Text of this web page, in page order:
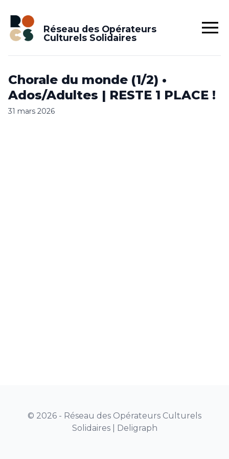
Réseau des Opérateurs
Culturels Solidaires
Chorale du monde (1/2) •
Ados/Adultes | RESTE 1 PLACE !
31 mars 2026
© 2026 - Réseau des Opérateurs Culturels
Solidaires | Deligraph